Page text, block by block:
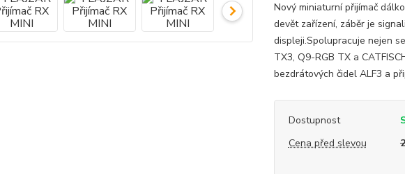
Nový miniaturní přijímač
devět zařízení, záběr je
displeji.Spolupracuje nejen
TX3, Q9-RGB TX a
bezdrátových čidel ALF3 a
Dostupnost
Cena před slevou